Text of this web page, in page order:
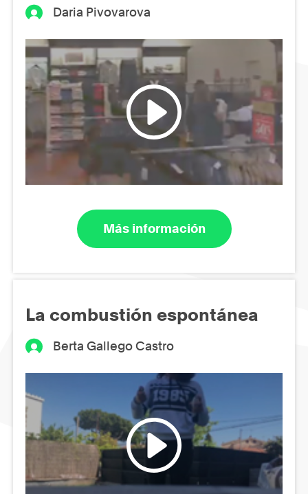
Daria Pivovarova
Más información
La combustión espontánea
Berta Gallego Castro